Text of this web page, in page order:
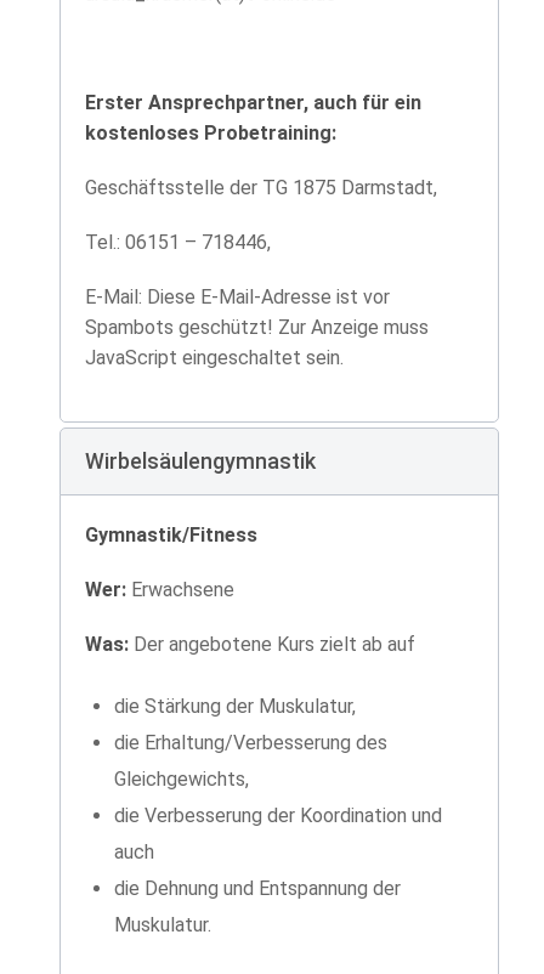
Erster Ansprechpartner, auch für ein
kostenloses Probetraining:
Geschäftsstelle der TG 1875 Darmstadt,
Tel.: 06151 – 718446,
E-Mail: Diese E-Mail-Adresse ist vor
Spambots geschützt! Zur Anzeige muss
JavaScript eingeschaltet sein.
Wirbelsäulengymnastik
Gymnastik/Fitness
Wer: Erwachsene
Was: Der angebotene Kurs zielt ab auf
die Stärkung der Muskulatur,
die Erhaltung/Verbesserung des
Gleichgewichts,
die Verbesserung der Koordination und
auch
die Dehnung und Entspannung der
Muskulatur.